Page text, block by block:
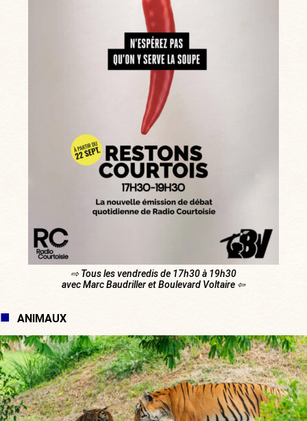
⇨ Tous les vendredis de 17h30 à 19h30
avec Marc Baudriller et Boulevard Voltaire ⇦
ANIMAUX